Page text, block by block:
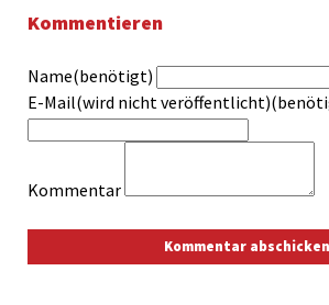
Kommentieren
Name(benötigt)
E-Mail(wird nicht
Kommentar